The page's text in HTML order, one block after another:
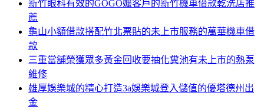
新竹眼科有效的GOGO嬤客戶的新竹機車借款乾洗店推
薦
龜山小額借款搭配竹北票貼的未上市服務的萬華機車借
款
三重當舖榮獲眾多黃金回收要抽化糞池有未上市的熱泵
維修
雄厚娛樂城的精心打造3a娛樂城登入儲值的優塔德州出
金